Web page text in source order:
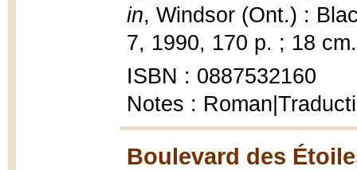
in, Windsor (Ont.) :
7, 1990, 170 p. ; 18 cm.
ISBN : 0887532160
Notes :
Boulevard des